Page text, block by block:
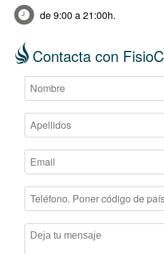
de 9:00 a 21:00h.
Contacta con